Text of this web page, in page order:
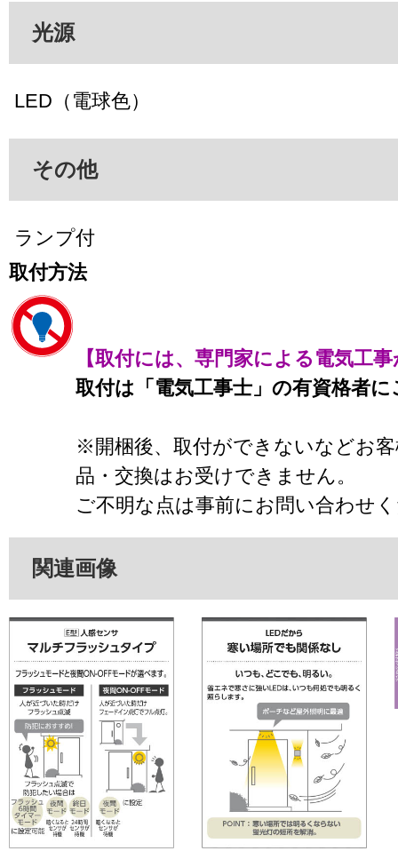
光源
LED（電球色）
その他
ランプ付
取付方法
【取付には、専門家による電気工
取付は「電気工事士」の有資格者
※開梱後、取付ができないなどお
品・交換はお受けできません。
ご不明な点は事前にお問い合わせ
関連画像